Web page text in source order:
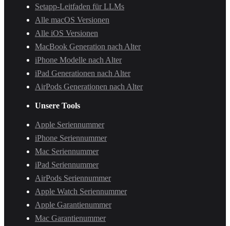
Setapp-Leitfaden für LLMs
Alle macOS Versionen
Alle iOS Versionen
MacBook Generation nach Alter
iPhone Modelle nach Alter
iPad Generationen nach Alter
AirPods Generationen nach Alter
Unsere Tools
Apple Seriennummer
iPhone Seriennummer
Mac Seriennummer
iPad Seriennummer
AirPods Seriennummer
Apple Watch Seriennummer
Apple Garantienummer
Mac Garantienummer